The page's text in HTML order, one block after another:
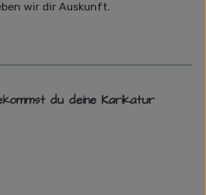
wir dir Auskunft.
du deine Karikatur